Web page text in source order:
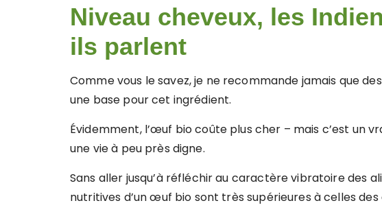
Niveau cheveux, les
ils parlent
Comme vous le savez, je ne recommande jamais que
une base pour cet ingrédient.
Évidemment, l’œuf bio coûte plus cher – mais c’est un
une vie à peu près digne.
Sans aller jusqu’à réfléchir au caractère vibratoire des
nutritives d’un œuf bio sont très supérieures à celles